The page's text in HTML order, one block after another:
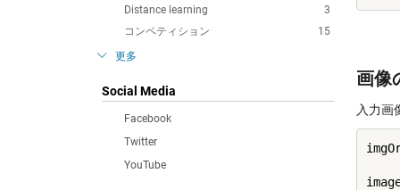
3
Distance learning
15
コンペティション
更多
Social Media
Facebook
Twitter
YouTube
画像
入力画